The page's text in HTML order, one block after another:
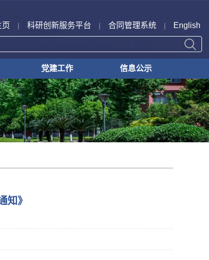
页 | 科研创新服务平台 | 合同管理系统 | English
党建工作
支部动态
信息公示
横向外协
纵向外协
科技奖励
成果转化
其他
知》